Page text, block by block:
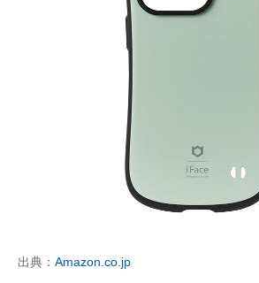
出典： Amazon.co.jp